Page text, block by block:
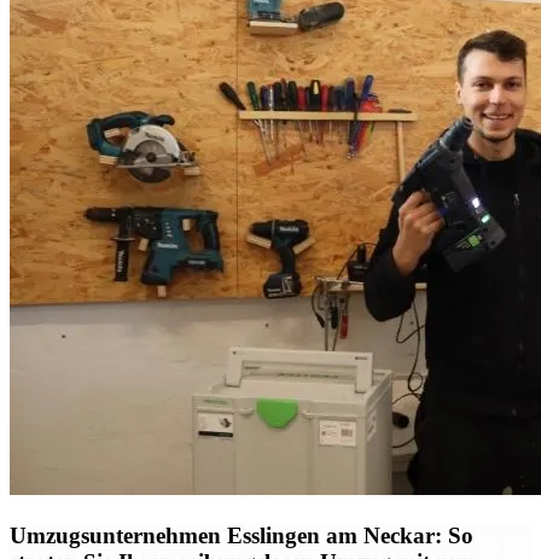
Umzugsunternehmen Esslingen am Neckar: So